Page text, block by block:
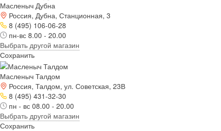
Масленыч Дубна
Россия, Дубна, Станционная, 3
8 (495) 106-06-28
пн-вс 8.00 - 20.00
Выбрать другой магазин
Сохранить
Масленыч Талдом
Россия, Талдом, ул. Советская, 23В
8 (495) 431-32-30
пн - вс 08.00 - 20.00
Выбрать другой магазин
Сохранить